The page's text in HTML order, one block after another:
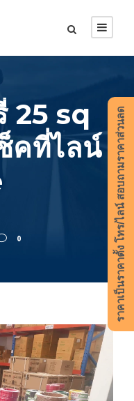
25 sq
คที่ไลน์
0 ราคาเป็นราคาตั้ง โทร/ไลน์ สอบถามราคาส่วนลด